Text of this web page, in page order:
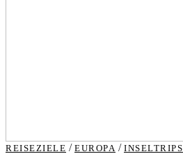
REISEZIELE / EUROPA / INSELTRIPS